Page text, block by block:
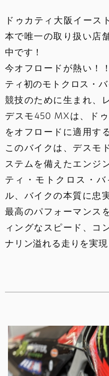
お問い合わせ
スタッフ募集
ドゥカティ大阪イース
本で唯一の取り扱い店
中です！
今オフロードが熱い！
ティ初のモトクロス・
競技のために生まれ、
デスモ450 MXは、ド
をオフロードに適用す
このバイクは、デスモ
ステムを備えたエンジ
ティ・モトクロス・
ル、バイクの本質に忠
最高のパフォーマンス
ィングなスピード、コ
ナリン溢れる走りを実現